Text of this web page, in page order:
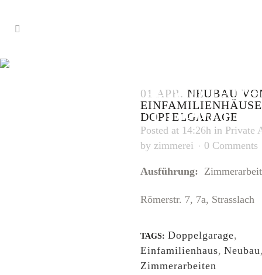
MIT
01 APR. NEUBAU
DOPPELGARAGE
Posted at 14:26h in Private
by zimmerei 0 Comments
Ausführung:
Römerstr. 7, 7a, Strasslach
TAGS: Doppelgarage,
Einfamilienhaus, Neubau
Zimmerarbeiten